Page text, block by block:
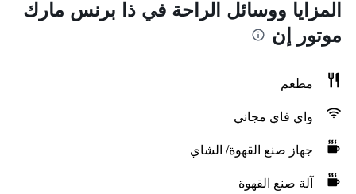
المزايا ووسائل الراحة في ذا برنس مارك
موتور إن
مطعم
واي فاي مجاني
جهاز صنع القهوة/ الشاي
آلة صنع القهوة